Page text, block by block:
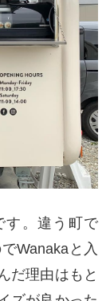
す。違う町で
Wanakaと入
だ理由はもと